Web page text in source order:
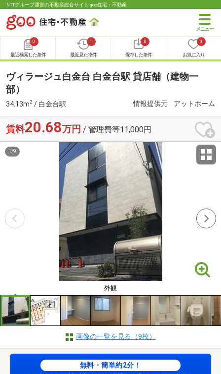
NTTグループ運営の不動産総合サイト goo住宅・不動産
0
最近検索した条件
1
最近見た物件
0
保存した条件
0
お気に入り
ヴィラージュ白金台 白金台駅 貸店舗（建物一
部）
34.13m2 / 白金台駅 情報提供元 アットホーム
賃料20.68万円 / 管理費等11,000円
外観
1 /9
画像の一覧を見る（9枚）
無料・簡単約2分！